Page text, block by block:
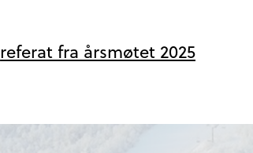
referat fra årsmøtet 2025